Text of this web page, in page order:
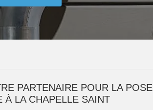
PARTENAIRE POUR LA POSE
À LA CHAPELLE SAINT